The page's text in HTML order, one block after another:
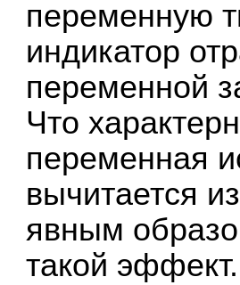
переменную
индикатор
переменной
Что
переменная
вычитается
явным
такой